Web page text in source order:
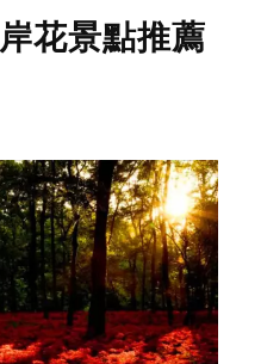
花景點推薦